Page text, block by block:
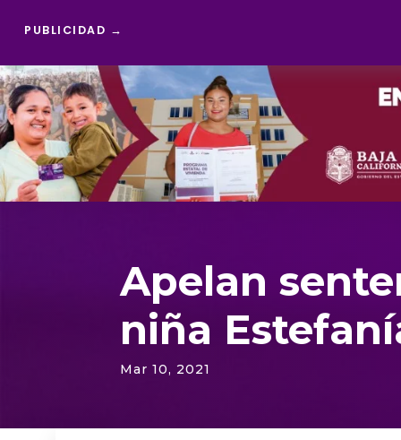
PUBLICIDAD →
Reproductor
de
vídeo
Apelan
niña
Mar 10, 2021